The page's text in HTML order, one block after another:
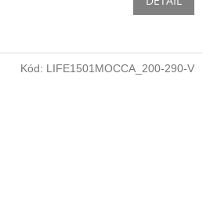
Kód: LIFE1501MOCCA_200-290-V